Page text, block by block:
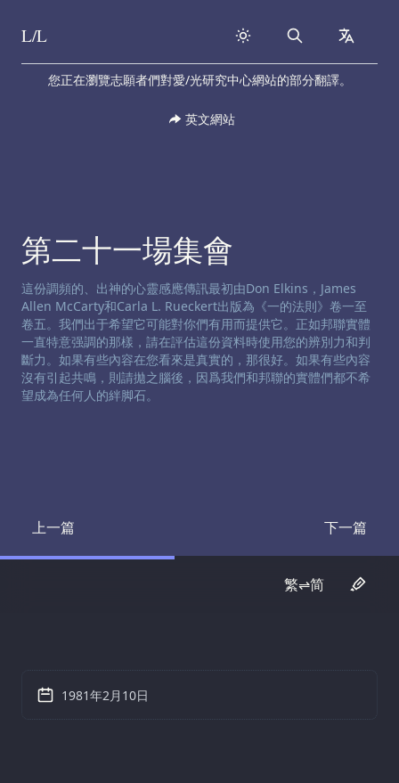
Skip to content
L/L Search
您正在瀏覽志願者們對愛/光研究中心網站的部分翻譯。
英文網站
第二十一場集會
渠道免责声明:
這份調頻的、出神的心靈感應傳訊最初由Don Elkins，James
Allen McCarty和Carla L. Rueckert出版為《一的法則》卷一至
卷五。我們出于希望它可能對你們有用而提供它。正如邦聯實體
一直特意强調的那樣，請在評估這份資料時使用您的辨別力和判
斷力。如果有些內容在您看來是真實的，那很好。如果有些內容
沒有引起共鳴，則請拋之腦後，因爲我們和邦聯的實體們都不希
望成為任何人的絆脚石。
上一篇
Transcript 下一篇
Transcript
繁⇌简
1981年2月10日